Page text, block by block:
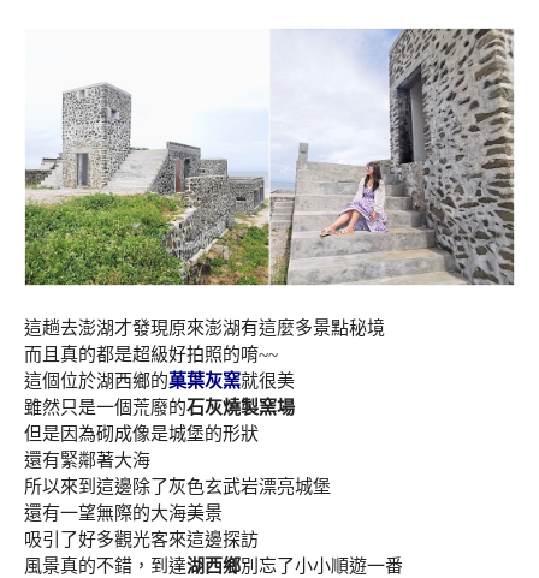
這趟去澎湖才發現原來澎湖有這麼多景點秘境
而且真的都是超級好拍照的唷~~
這個位於湖西鄉的菓葉灰窯就很美
雖然只是一個荒廢的石灰燒製窯場
但是因為砌成像是城堡的形狀
還有緊鄰著大海
所以來到這邊除了灰色玄武岩漂亮城堡
還有一望無際的大海美景
吸引了好多觀光客來這邊探訪
風景真的不錯，到達湖西鄉別忘了小小順遊一番